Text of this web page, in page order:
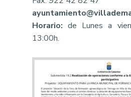
Horario: de Lunes a
13:00h.